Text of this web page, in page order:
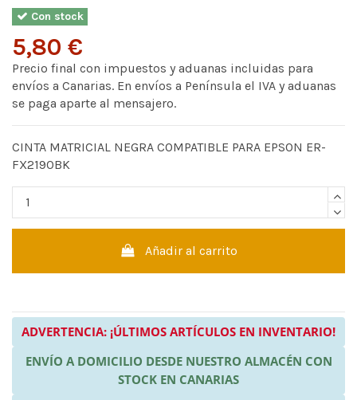
Con stock
5,80 €
Precio final con impuestos y aduanas incluidas para
envíos a Canarias. En envíos a Península el IVA y aduanas
se paga aparte al mensajero.
CINTA MATRICIAL NEGRA COMPATIBLE PARA EPSON ER-
FX2190BK
Añadir al carrito
ADVERTENCIA: ¡ÚLTIMOS ARTÍCULOS EN INVENTARIO!
ENVÍO A DOMICILIO DESDE NUESTRO ALMACÉN CON
STOCK EN CANARIAS